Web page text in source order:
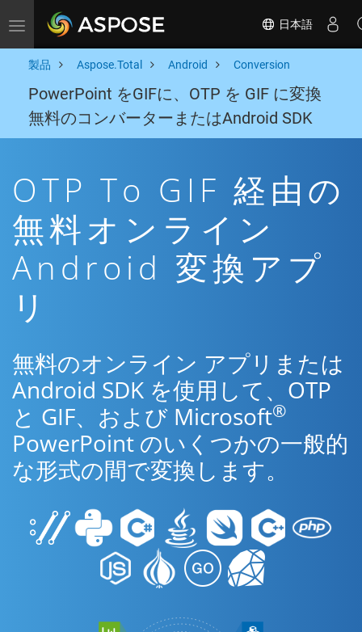
Toggle navigation 日本語
製品 Aspose.Total Android Conversion
PowerPoint をGIFに、OTP を GIF に変換
無料のコンバーターまたはAndroid SDK
OTP To GIF 経由の
無料オンライン
Android 変換アプ
リ
無料のオンライン アプリまたは
Android SDK を使用して、OTP
と GIF、および Microsoft®
PowerPoint のいくつかの一般的
な形式の間で変換します。